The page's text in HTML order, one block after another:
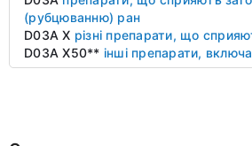
(рубцюванню) ран
D03A X різні препарати, що
D03A X50** інші препарати,